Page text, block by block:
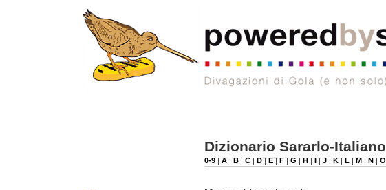
Dizionario Sararlo-Italiano
0-9| A| B| C| D| E| F| G | H| I| J| K| L | M| N| O